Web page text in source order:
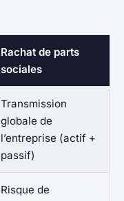
Rachat de parts
sociales
Transmission
globale de
l’entreprise (actif +
passif)
Risque de